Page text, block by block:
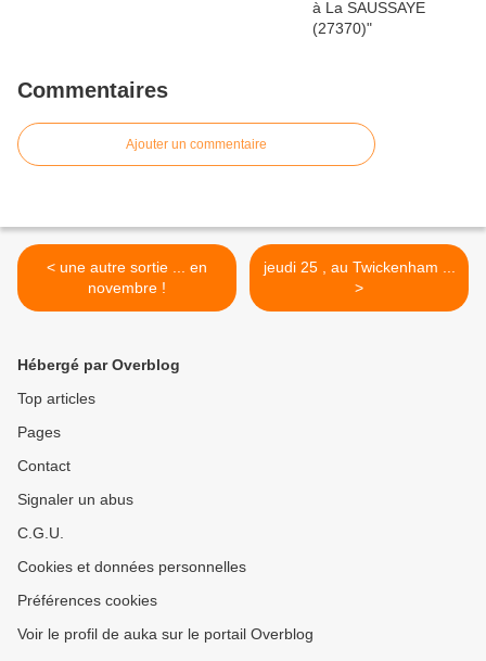
Commentaires
Ajouter un commentaire
< une autre sortie ... en
novembre !
jeudi 25 , au Twickenham ...
>
Hébergé par Overblog
Top articles
Pages
Contact
Signaler un abus
C.G.U.
Cookies et données personnelles
Préférences cookies
Voir le profil de auka sur le portail Overblog